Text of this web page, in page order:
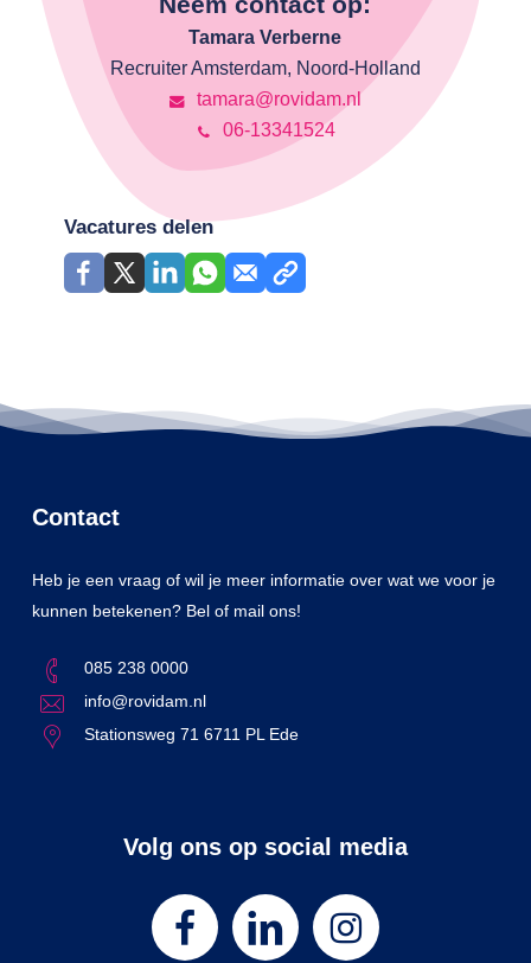
Tamara Verberne
Recruiter Amsterdam, Noord-Holland
tamara@rovidam.nl
06-13341524
Vacatures delen
Contact
Heb je een vraag of wil je meer informatie over wat we voor je
kunnen betekenen? Bel of mail ons!
085 238 0000
info@rovidam.nl
Stationsweg 71 6711 PL Ede
Volg ons op social media